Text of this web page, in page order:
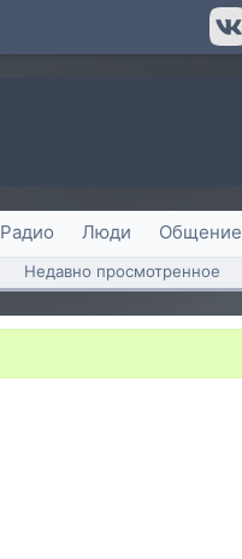
Радио Люди Общение
Недавно просмотренное